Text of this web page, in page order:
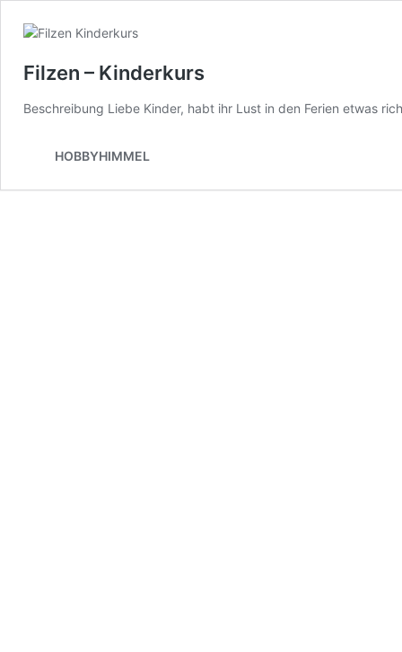
Filzen – Kinderkurs
Beschreibung Liebe Kinder, habt ihr Lust in den Ferien etwas
HOBBYHIMMEL